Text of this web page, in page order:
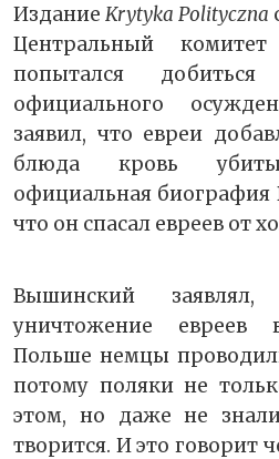
Издание Krytyka Polityczna
Центральный
попытался
официального
заявил, что евреи
блюда кровь
официальная биография
что он спасал евреев от
Вышинский
уничтожение евреев
Польше немцы
потому поляки не
этом, но даже не
творится. И это говорит